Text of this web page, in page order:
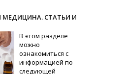
МЕДИЦИНА. СТАТЬИ И
В этом разделе
можно
ознакомиться с
информацией по
следующей